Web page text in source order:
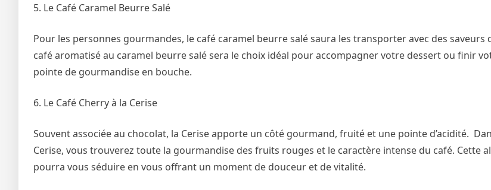
5. Le Café Caramel Beurre Salé
Pour les personnes gourmandes, le café caramel beurre salé saura les transporter avec des saveurs
café aromatisé au caramel beurre salé sera le choix idéal pour accompagner votre dessert ou finir
pointe de gourmandise en bouche.
6. Le Café Cherry à la Cerise
Souvent associée au chocolat, la Cerise apporte un côté gourmand, fruité et une pointe d’acidité.
Cerise, vous trouverez toute la gourmandise des fruits rouges et le caractère intense du café. Cette
pourra vous séduire en vous offrant un moment de douceur et de vitalité.